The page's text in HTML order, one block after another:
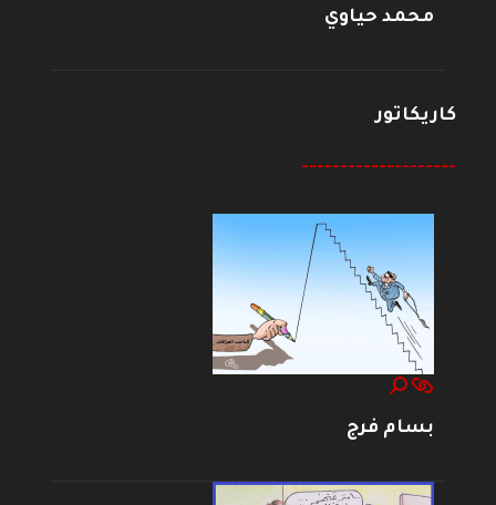
محمد حياوي
كاريكاتور
--------------------
بسام فرج